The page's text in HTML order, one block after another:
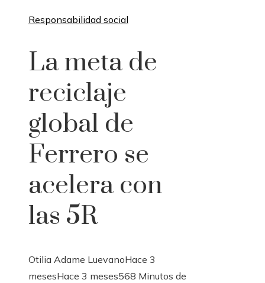
Responsabilidad social
La meta de
reciclaje
global de
Ferrero se
acelera con
las 5R
Otilia Adame LuevanoHace 3
mesesHace 3 meses568 Minutos de